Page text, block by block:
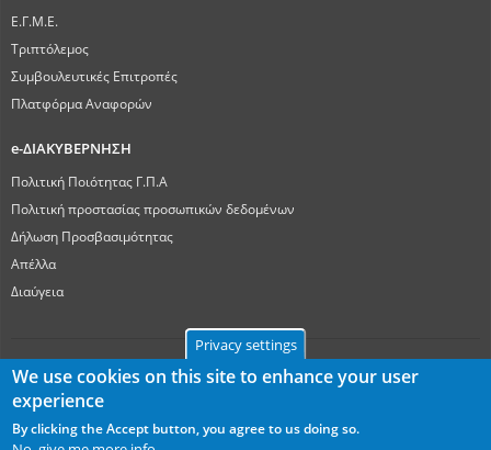
Ε.Γ.Μ.Ε.
Τριπτόλεμος
Συμβουλευτικές Επιτροπές
Πλατφόρμα Αναφορών
e-ΔΙΑΚΥΒΕΡΝΗΣΗ
Πολιτική Ποιότητας Γ.Π.Α
Πολιτική προστασίας προσωπικών δεδομένων
Δήλωση Προσβασιμότητας
Απέλλα
Διαύγεια
Privacy settings
We use cookies on this site to enhance your user
experience
By clicking the Accept button, you agree to us doing so.